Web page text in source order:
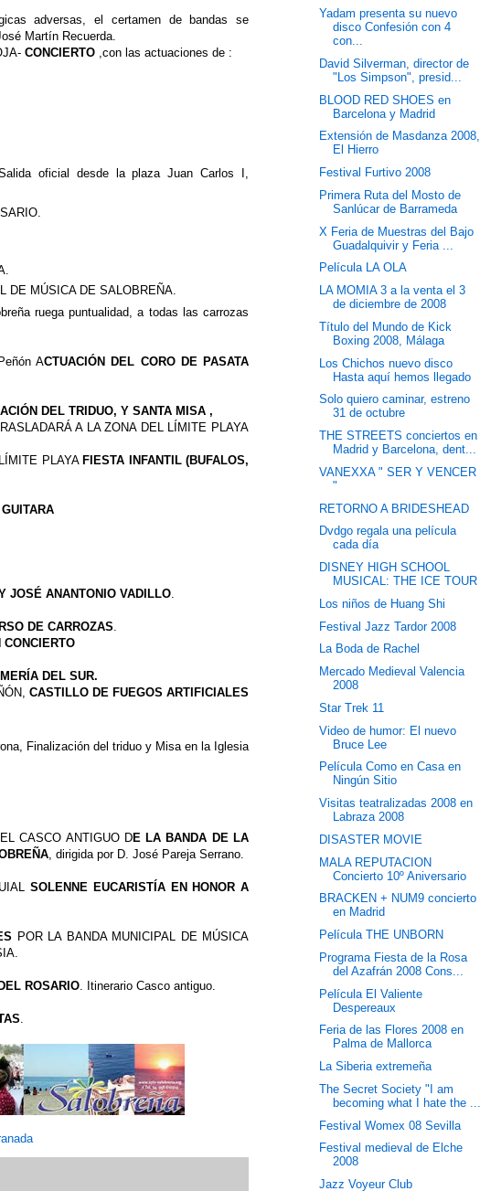
adversas, el certamen de bandas se
Martín Recuerda.
CONCIERTO ,con las actuaciones de :
oficial desde la plaza Juan Carlos I,
DE MÚSICA DE SALOBREÑA.
ruega puntualidad, a todas las carrozas
ACTUACIÓN DEL CORO DE PASATA
DEL TRIDUO, Y SANTA MISA ,
A LA ZONA DEL LÍMITE PLAYA
PLAYA FIESTA INFANTIL (BUFALOS,
JOSÉ ANANTONIO VADILLO
DE CARROZAS
CONCIERTO
DEL SUR.
CASTILLO DE FUEGOS ARTIFICIALES
Finalización del triduo y Misa en la Iglesia
CASCO ANTIGUO DE LA BANDA DE LA
, dirigida por D. José Pareja Serrano.
SOLENNE EUCARISTÍA EN HONOR A
POR LA BANDA MUNICIPAL DE MÚSICA
ROSARIO . Itinerario Casco antiguo.
Yadam presenta su nuevo
disco Confesión con 4
con...
David Silverman, director de
"Los Simpson", presid...
BLOOD RED SHOES en
Barcelona y Madrid
Extensión de Masdanza 2008,
El Hierro
Festival Furtivo 2008
Primera Ruta del Mosto de
Sanlúcar de Barrameda
X Feria de Muestras del Bajo
Guadalquivir y Feria ...
Película LA OLA
LA MOMIA 3 a la venta el 3
de diciembre de 2008
Título del Mundo de Kick
Boxing 2008, Málaga
Los Chichos nuevo disco
Hasta aquí hemos llegado
Solo quiero caminar, estreno
31 de octubre
THE STREETS conciertos en
Madrid y Barcelona, dent...
VANEXXA " SER Y VENCER
"
RETORNO A BRIDESHEAD
Dvdgo regala una película
cada día
DISNEY HIGH SCHOOL
MUSICAL: THE ICE TOUR
Los niños de Huang Shi
Festival Jazz Tardor 2008
La Boda de Rachel
Mercado Medieval Valencia
2008
Star Trek 11
Video de humor: El nuevo
Bruce Lee
Película Como en Casa en
Ningún Sitio
Visitas teatralizadas 2008 en
Labraza 2008
DISASTER MOVIE
MALA REPUTACION
Concierto 10º Aniversario
BRACKEN + NUM9 concierto
en Madrid
Película THE UNBORN
Programa Fiesta de la Rosa
del Azafrán 2008 Cons...
Película El Valiente
Despereaux
Feria de las Flores 2008 en
Palma de Mallorca
La Siberia extremeña
The Secret Society "I am
becoming what I hate the ...
Festival Womex 08 Sevilla
Festival medieval de Elche
2008
Jazz Voyeur Club